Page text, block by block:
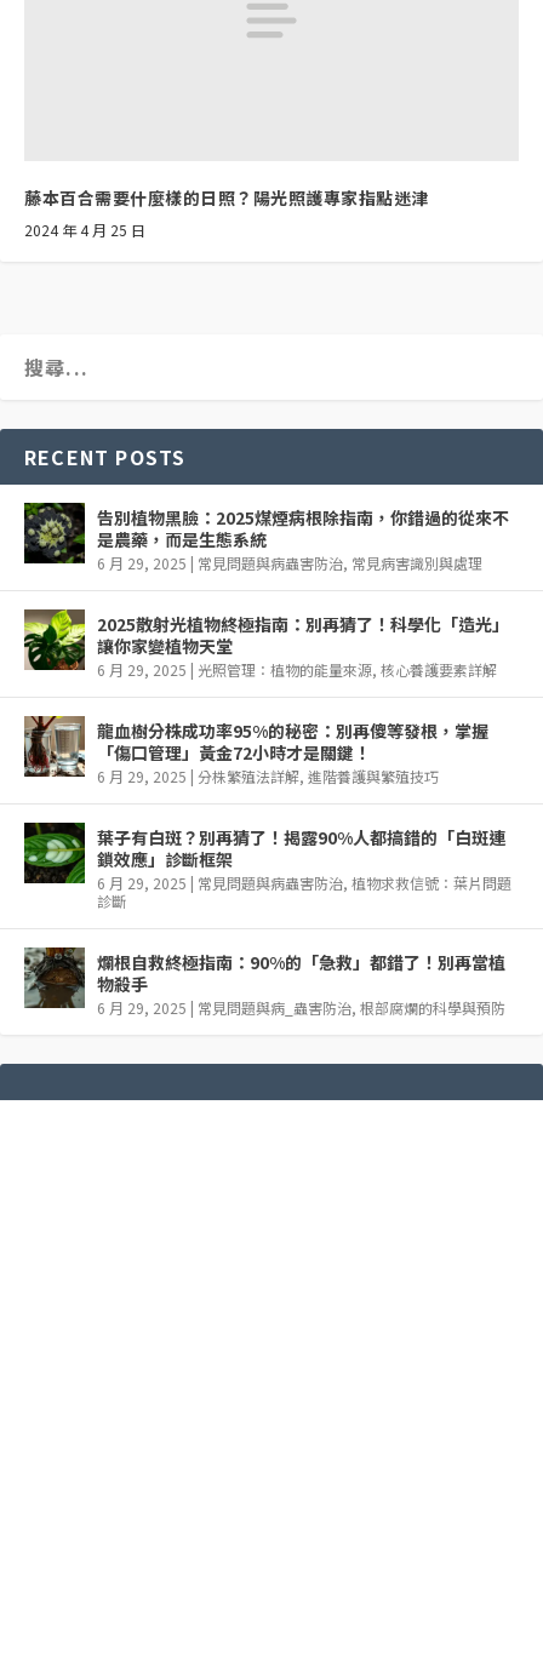
藤本百合需要什麼樣的日照？陽光照護專家指點迷津
2024 年 4 月 25 日
RECENT POSTS
告別植物黑臉：2025煤煙病根除指南，你錯過的從來不
是農藥，而是生態系統
6 月 29, 2025 | 常見問題與病蟲害防治, 常見病害識別與處理
2025散射光植物終極指南：別再猜了！科學化「造光」
讓你家變植物天堂
6 月 29, 2025 | 光照管理：植物的能量來源, 核心養護要素詳解
龍血樹分株成功率95%的秘密：別再傻等發根，掌握
「傷口管理」黃金72小時才是關鍵！
6 月 29, 2025 | 分株繁殖法詳解, 進階養護與繁殖技巧
葉子有白斑？別再猜了！揭露90%人都搞錯的「白斑連
鎖效應」診斷框架
6 月 29, 2025 | 常見問題與病蟲害防治, 植物求救信號：葉片問題
診斷
爛根自救終極指南：90%的「急救」都錯了！別再當植
物殺手
6 月 29, 2025 | 常見問題與病_蟲害防治, 根部腐爛的科學與預防